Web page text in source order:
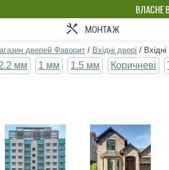
ВЛАСНЕ
МОНТАЖ
дверей Фаворит / Вхідні двері /
мм 1 мм 1.5 мм Коричневі